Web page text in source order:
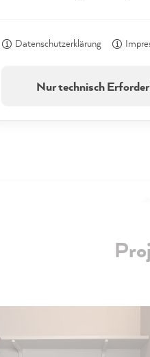
Datenschutzerklärung
Nur technisch